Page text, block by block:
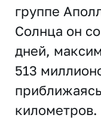
группе
Солнца он
дней,
513
километров.